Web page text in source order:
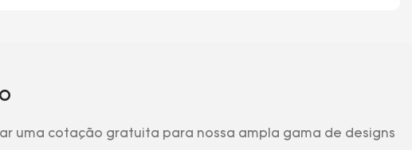
uma cotação gratuita para nossa ampla gama de designs